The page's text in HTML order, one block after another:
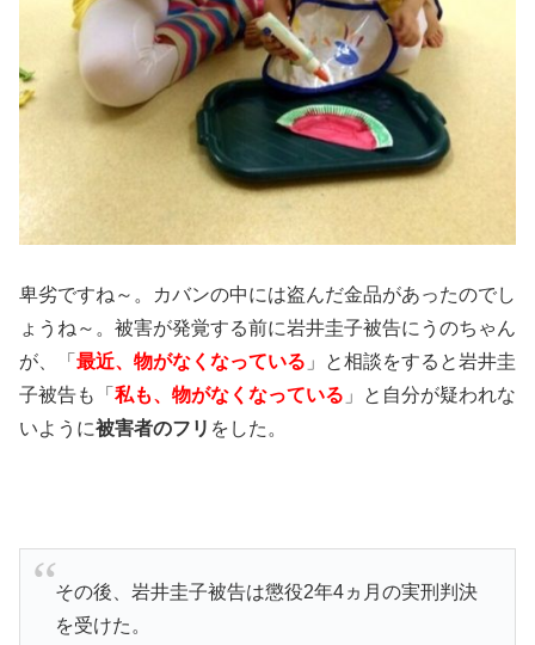
卑劣ですね～。カバンの中には盗んだ金品があったのでし
ょうね～。被害が発覚する前に岩井圭子被告にうのちゃん
が、「 最近、物がなくなっている 」と相談をすると岩井圭
子被告も「 私も、物がなくなっている 」と自分が疑われな
いように被害者のフリ をした。
その後、岩井圭子被告は懲役2年4ヵ月の実刑判決
を受けた。